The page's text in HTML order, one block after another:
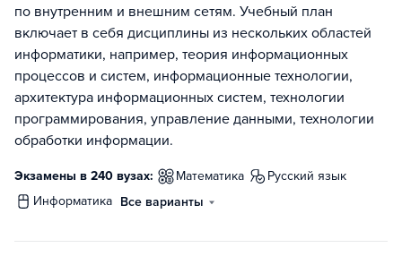
по внутренним и внешним сетям. Учебный план
включает в себя дисциплины из нескольких областей
информатики, например, теория информационных
процессов и систем, информационные технологии,
архитектура информационных систем, технологии
программирования, управление данными, технологии
обработки информации.
Экзамены в 240 вузах: математика
русский язык
информатика Все варианты